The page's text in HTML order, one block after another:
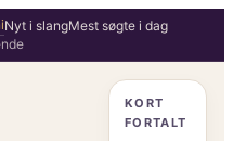
Nyt i slangMest søgte i dag
KORT
FORTALT